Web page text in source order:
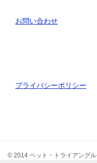
お問い合わせ
プライバシーポリシー
© 2014 ペット・トライアングル